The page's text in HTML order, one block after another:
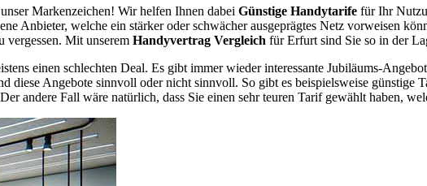
Markenzeichen! Wir helfen Ihnen dabei Günstige Handytarife für Ihr
Anbieter, welche ein stärker oder schwächer ausgeprägtes Netz vorweisen
vergessen. Mit unserem Handyvertrag Vergleich für Erfurt sind Sie so in der
einen schlechten Deal. Es gibt immer wieder interessante Jubiläums-
diese Angebote sinnvoll oder nicht sinnvoll. So gibt es beispielsweise günstige
andere Fall wäre natürlich, dass Sie einen sehr teuren Tarif gewählt haben,